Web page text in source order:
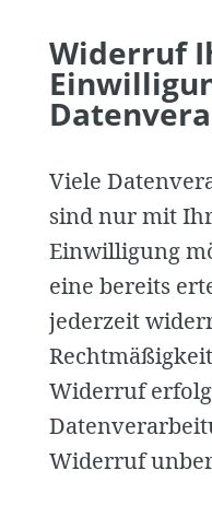
Widerruf
Viele
sind nur mit
Einwilligung
eine bereits
jederzeit
Widerruf
Widerruf